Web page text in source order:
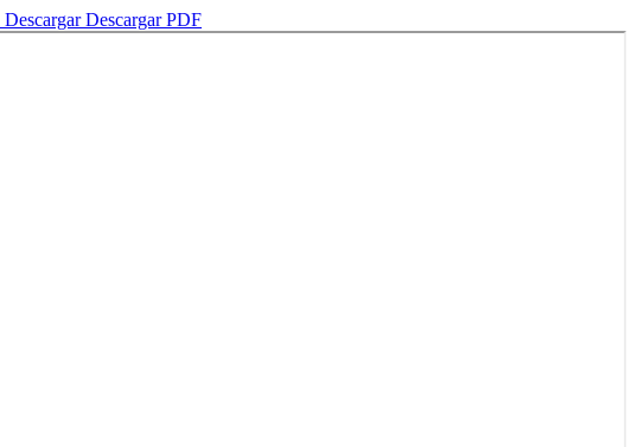
DescargarDescargar PDF